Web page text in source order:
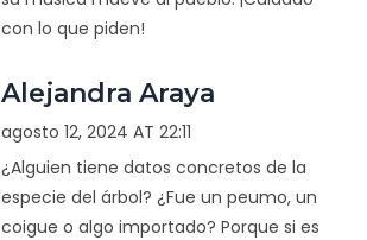
con lo que piden!
Alejandra Araya
agosto 12, 2024 AT 22:11
¿Alguien tiene datos concretos de la
especie del árbol? ¿Fue un peumo, un
coigue o algo importado? Porque si es